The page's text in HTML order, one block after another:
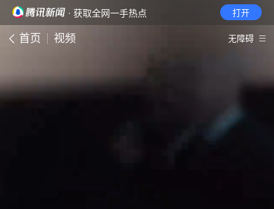
· 获取全网一手热点 打开
首页 视频 无障碍